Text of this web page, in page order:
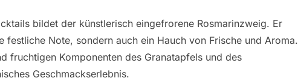
bildet der künstlerisch eingefrorene Rosmarinzweig. Er
festliche Note, sondern auch ein Hauch von Frische und Aroma.
fruchtigen Komponenten des Granatapfels und des
Geschmackserlebnis.